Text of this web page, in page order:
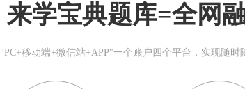
来学宝典题库=全网
"PC+移动端+微信站+APP"一个账户四个平台，实现随时